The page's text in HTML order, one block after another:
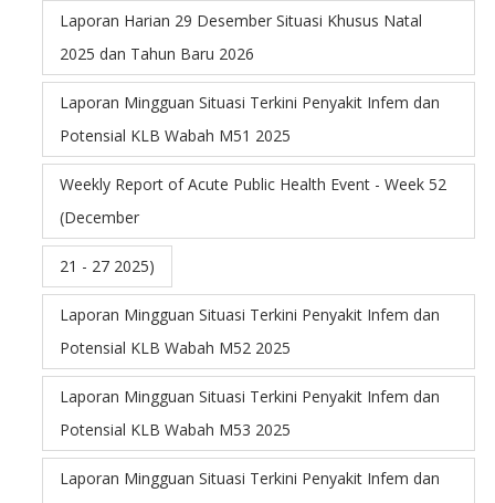
Laporan Harian 29 Desember Situasi Khusus Natal
2025 dan Tahun Baru 2026
Laporan Mingguan Situasi Terkini Penyakit Infem dan
Potensial KLB Wabah M51 2025
Weekly Report of Acute Public Health Event - Week 52
(December
21 - 27 2025)
Laporan Mingguan Situasi Terkini Penyakit Infem dan
Potensial KLB Wabah M52 2025
Laporan Mingguan Situasi Terkini Penyakit Infem dan
Potensial KLB Wabah M53 2025
Laporan Mingguan Situasi Terkini Penyakit Infem dan